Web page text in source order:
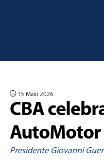
15 Maio 2026
CBA
AutoMotor
Presidente Giovanni